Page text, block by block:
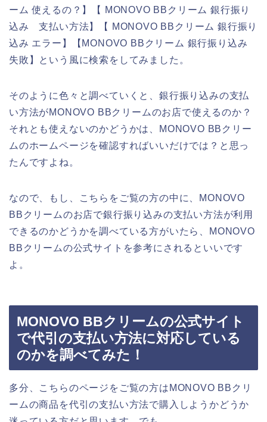
ーム 使えるの？】【 MONOVO BBクリーム 銀行振り
込み 支払い方法】【 MONOVO BBクリーム 銀行振り
込み エラー】【MONOVO BBクリーム 銀行振り込み
失敗】という風に検索をしてみました。
そのように色々と調べていくと、銀行振り込みの支払
い方法がMONOVO BBクリームのお店で使えるのか？
それとも使えないのかどうかは、MONOVO BBクリー
ムのホームページを確認すればいいだけでは？と思っ
たんですよね。
なので、もし、こちらをご覧の方の中に、MONOVO
BBクリームのお店で銀行振り込みの支払い方法が利用
できるのかどうかを調べている方がいたら、MONOVO
BBクリームの公式サイトを参考にされるといいです
よ。
MONOVO BBクリームの公式サイト
で代引の支払い方法に対応している
のかを調べてみた！
多分、こちらのページをご覧の方はMONOVO BBクリ
ームの商品を代引の支払い方法で購入しようかどうか